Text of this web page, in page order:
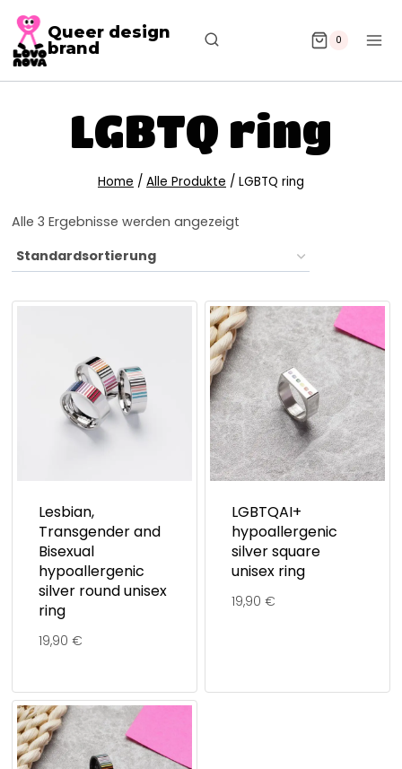
Queer design
brand
0
LGBTQ ring
Home / Alle Produkte / LGBTQ ring
Alle 3 Ergebnisse werden angezeigt
Lesbian,
Transgender and
Bisexual
hypoallergenic
silver round unisex
ring
19,90 €
LGBTQAI+
hypoallergenic
silver square
unisex ring
19,90 €